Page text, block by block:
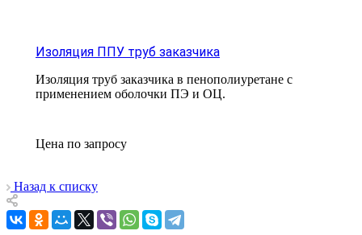
Изоляция ППУ труб заказчика
Изоляция труб заказчика в пенополиуретане с
применением оболочки ПЭ и ОЦ.
Цена по запросу
Назад к списку